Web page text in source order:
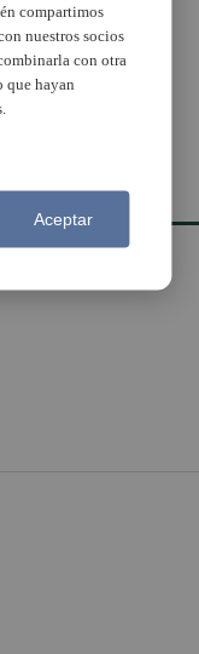
compartimos
nuestros socios
con otra
que hayan
Aceptar